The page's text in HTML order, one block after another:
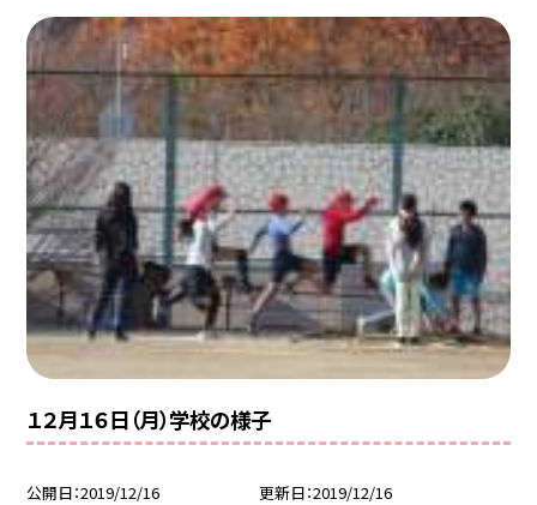
１２月１６日（月）学校の様子
公開日 2019/12/16 更新日 2019/12/16